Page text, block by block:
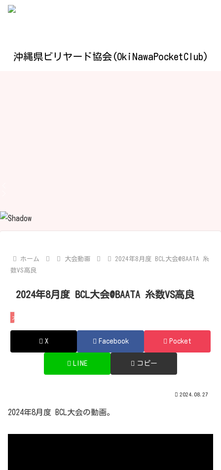
沖縄県ビリヤード協会(OkiNawaPocketClub)
ホーム 大会動画
2024年8月度 BCL大会@BAATA 糸
数VS高良
2024年8月度 BCL大会@BAATA 糸数VS高良
大会動画
X Facebook Pocket
LINE コピー
2024.08.27
2024年8月度 BCL大会の動画。